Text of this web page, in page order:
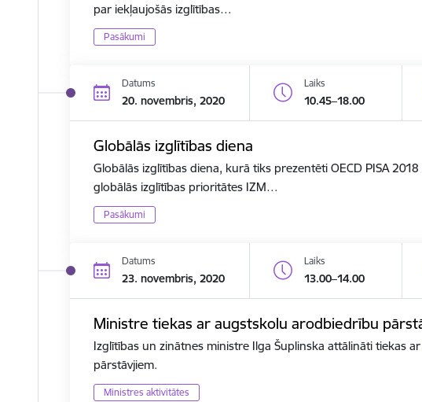
par iekļaujošās izglītības…
Pasākumi
Datums
20. novembris, 2020
Laiks
10.45–18.00
Globālās izglītības diena
Globālās izglītības diena, kurā tiks prezentēti OECD PISA
globālās izglītības prioritātes IZM…
Pasākumi
Datums
23. novembris, 2020
Laiks
13.00–14.00
Ministre tiekas ar augstskolu arodbiedrību
Izglītības un zinātnes ministre Ilga Šuplinska attālināti tiekas
pārstāvjiem.
Ministres aktivitātes